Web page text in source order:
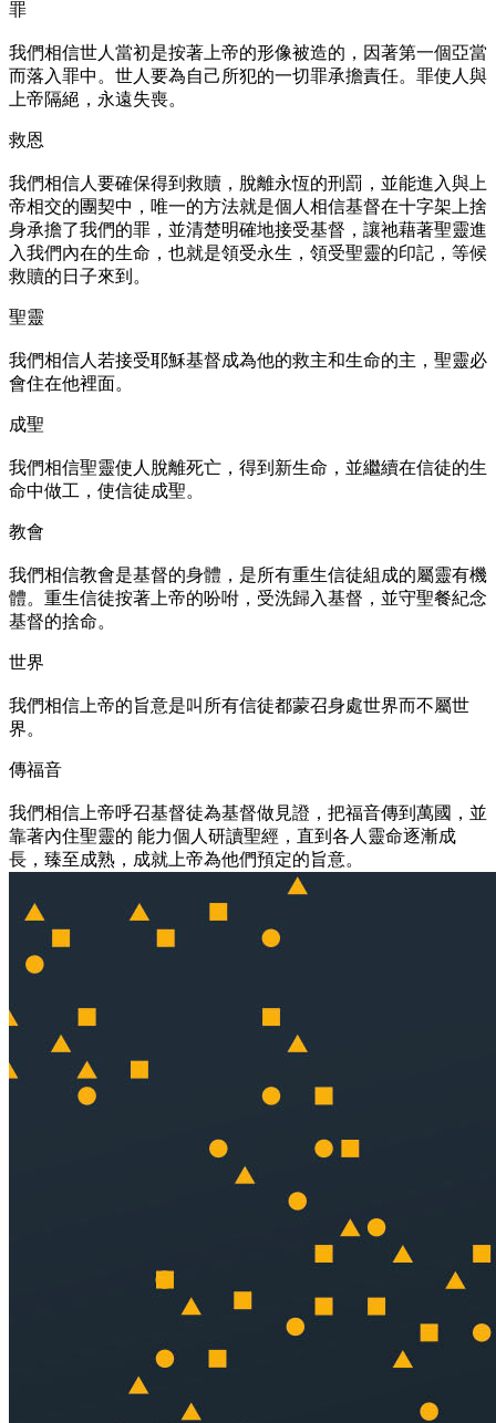
罪
我們相信世人當初是按著上帝的形像被造的，因著第一個亞當
而落入罪中。世人要為自己所犯的一切罪承擔責任。罪使人與
上帝隔絕，永遠失喪。
救恩
我們相信人要確保得到救贖，脫離永恆的刑罰，並能進入與上
帝相交的團契中，唯一的方法就是個人相信基督在十字架上捨
身承擔了我們的罪，並清楚明確地接受基督，讓祂藉著聖靈進
入我們內在的生命，也就是領受永生，領受聖靈的印記，等候
救贖的日子來到。
聖靈
我們相信人若接受耶穌基督成為他的救主和生命的主，聖靈必
會住在他裡面。
成聖
我們相信聖靈使人脫離死亡，得到新生命，並繼續在信徒的生
命中做工，使信徒成聖。
教會
我們相信教會是基督的身體，是所有重生信徒組成的屬靈有機
體。重生信徒按著上帝的吩咐，受洗歸入基督，並守聖餐紀念
基督的捨命。
世界
我們相信上帝的旨意是叫所有信徒都蒙召身處世界而不屬世
界。
傳福音
我們相信上帝呼召基督徒為基督做見證，把福音傳到萬國，並
靠著內住聖靈的 能力個人研讀聖經，直到各人靈命逐漸成
長，臻至成熟，成就上帝為他們預定的旨意。